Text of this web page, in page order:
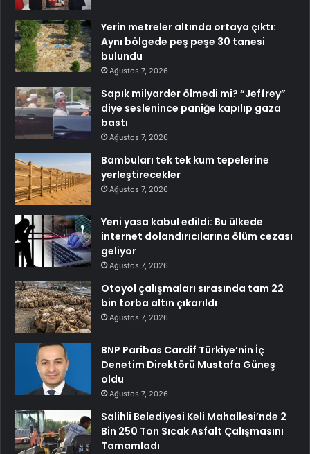
Yerin metreler altında ortaya çıktı:
Aynı bölgede peş peşe 30 tanesi
bulundu
Ağustos 7, 2026
Sapık milyarder ölmedi mi? “Jeffrey”
diye seslenince paniğe kapılıp gaza
bastı
Ağustos 7, 2026
Bambuları tek tek kum tepelerine
yerleştirecekler
Ağustos 7, 2026
Yeni yasa kabul edildi: Bu ülkede
internet dolandırıcılarına ölüm cezası
geliyor
Ağustos 7, 2026
Otoyol çalışmaları sırasında tam 22
bin torba altın çıkarıldı
Ağustos 7, 2026
BNP Paribas Cardif Türkiye’nin İç
Denetim Direktörü Mustafa Güneş
oldu
Ağustos 7, 2026
Salihli Belediyesi Keli Mahallesi’nde 2
Bin 250 Ton Sıcak Asfalt Çalışmasını
Tamamladı